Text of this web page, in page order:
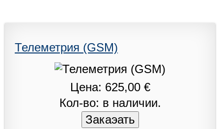
Телеметрия (GSM)
Цена: 625,00 €
Кол-во: в наличии.